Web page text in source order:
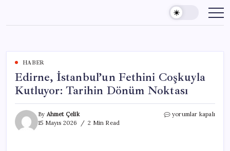
content
HABER
Edirne, İstanbul’un Fethini Coşkuyla
Kutluyor: Tarihin Dönüm Noktası
By Ahmet Çelik
15 Mayıs 2026
2 Min Read
Edirne,
yorumlar kapalı